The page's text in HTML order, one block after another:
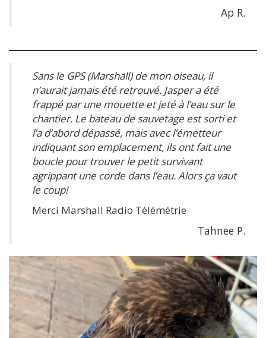
Ap R.
Sans le GPS (Marshall) de mon oiseau, il
n’aurait jamais été retrouvé. Jasper a été
frappé par une mouette et jeté à l’eau sur le
chantier. Le bateau de sauvetage est sorti et
l’a d’abord dépassé, mais avec l’émetteur
indiquant son emplacement, ils ont fait une
boucle pour trouver le petit survivant
agrippant une corde dans l’eau. Alors ça vaut
le coup!
Merci Marshall Radio Télémétrie
Tahnee P.